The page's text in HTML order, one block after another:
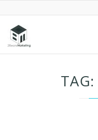
Two Bears
(SEO)
TAG: